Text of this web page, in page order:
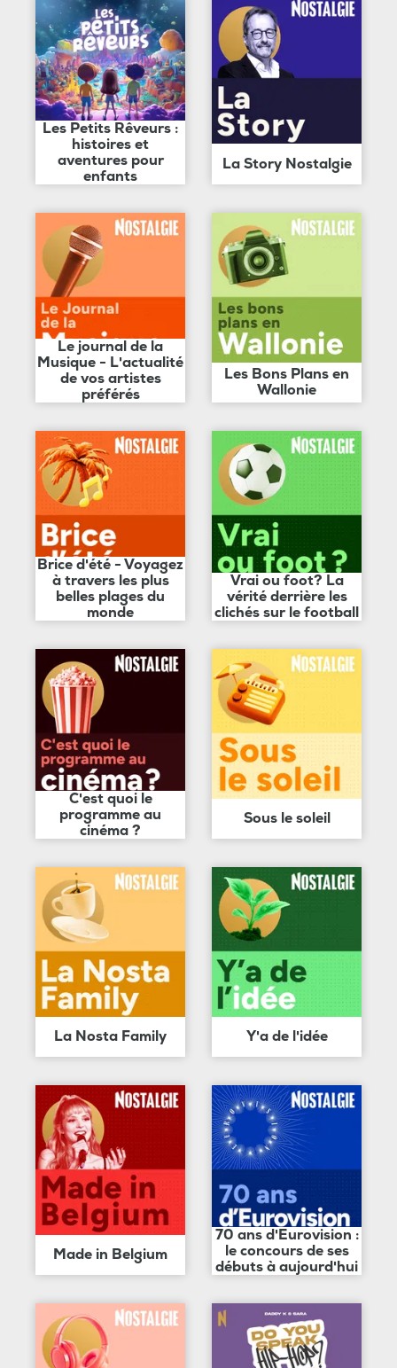
Les Petits Rêveurs :
histoires et
aventures pour
enfants
La Story Nostalgie
Le journal de la
Musique - L'actualité
de vos artistes
préférés
Les Bons Plans en
Wallonie
Brice d'été - Voyagez
à travers les plus
belles plages du
monde
Vrai ou foot? La
vérité derrière les
clichés sur le football
C'est quoi le
programme au
cinéma ?
Sous le soleil
La Nosta Family Y'a de l'idée
Made in Belgium
70 ans d'Eurovision :
le concours de ses
débuts à aujourd'hui